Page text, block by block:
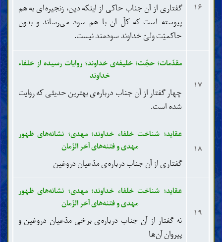
۱۶
گفتاری از آن جناب حاکی از اینکه دین، زنجیره‌ای به هم
پیوسته است که کلّ آن با هم سود می‌رساند و بدون
حاکمیّت ولیّ خداوند سودمند نیست.
۱۷
مقدّمات؛ حجّت؛ خلیفه‌ی خداوند؛ روایات رسیده از خلفاء
خداوند
چهار گفتار از آن جناب درباره‌ی بهترین حدیثی که روایت
شده است.
۱۸
عقاید؛ شناخت خلفاء خداوند؛ مهدی؛ نشانه‌های ظهور
مهدی و فتنه‌های آخر الزّمان
گفتاری از آن جناب درباره‌ی مدّعیان دروغین
۱۹
عقاید؛ شناخت خلفاء خداوند؛ مهدی؛ نشانه‌های ظهور
مهدی و فتنه‌های آخر الزّمان
نه گفتار از آن جناب درباره‌ی برخی مدّعیان دروغین و
پیروان آن‌ها